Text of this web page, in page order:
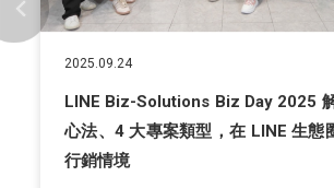
2025.09.24
LINE Biz-Solutions Biz Day 2025
心法、4 大專案類型，在 LINE 生態
行銷情境